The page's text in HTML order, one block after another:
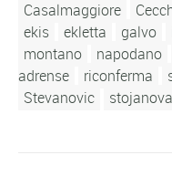
Casalmaggiore
ekis
ekletta galvo
montano
napodano
adrense
riconferma
Stevanovic
stojanova